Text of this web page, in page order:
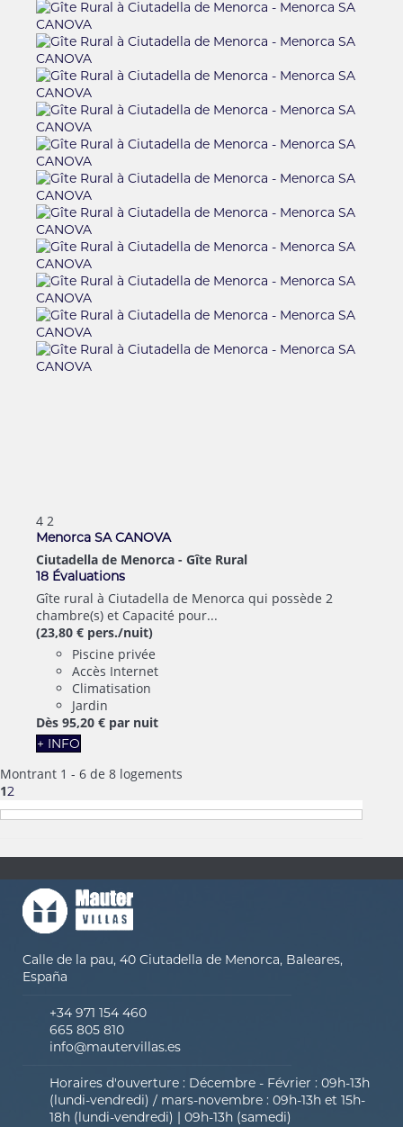
4 2
Menorca SA CANOVA
Ciutadella de Menorca - Gîte Rural
18 Évaluations
Gîte rural à Ciutadella de Menorca qui possède 2
chambre(s) et Capacité pour...
(23,80 € pers./nuit)
Piscine privée
Accès Internet
Climatisation
Jardin
Dès 95,20 € par nuit
+ INFO
Montrant 1 - 6 de 8 logements
12
Calle de la pau, 40 Ciutadella de Menorca, Baleares,
España
+34 971 154 460
665 805 810
info@mautervillas.es
Horaires d'ouverture : Décembre - Février : 09h-13h
(lundi-vendredi) / mars-novembre : 09h-13h et 15h-
18h (lundi-vendredi) | 09h-13h (samedi)